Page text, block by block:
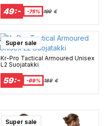
49:- -75% 199 €
Super sale
Kr-Pro Tactical Armoured Unisex
L2 Suojatakki
59:- -69% 189 €
Super sale